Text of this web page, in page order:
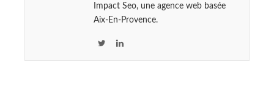
Impact Seo, une agence web basée
Aix-En-Provence.
L